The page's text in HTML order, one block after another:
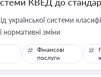
української системи
зміни
Фінансові
послуги